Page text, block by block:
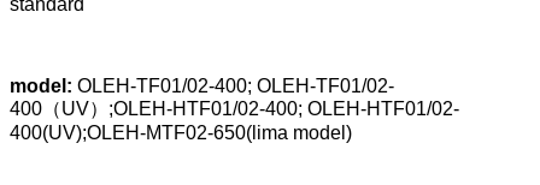
standard
model: OLEH-TF01/02-400; OLEH-TF01/02-
400（UV）;OLEH-HTF01/02-400; OLEH-HTF01/02-
400(UV);OLEH-MTF02-650(lima model)